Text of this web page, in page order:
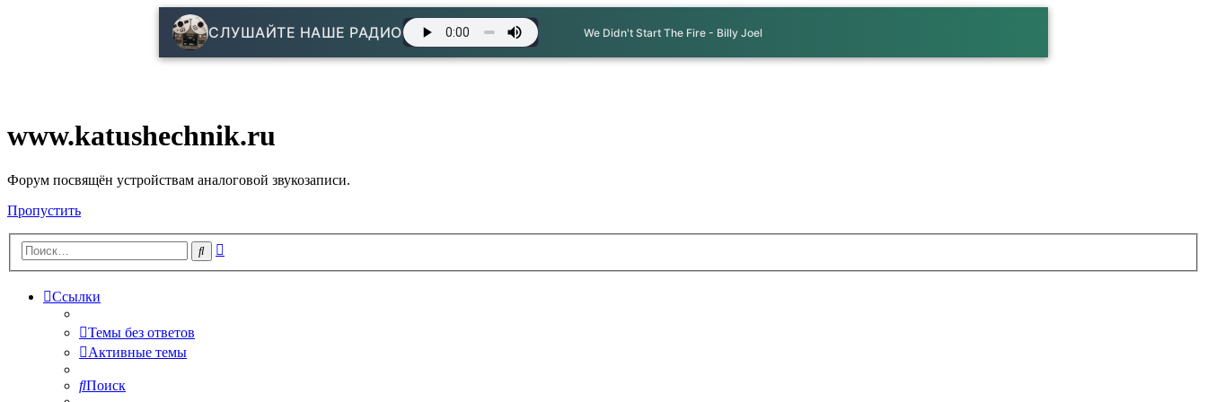
СЛУШАЙТЕ НАШЕ РАДИО We Didn't Start The Fire - Billy Joel
www.katushechnik.ru
Форум посвящён устройствам аналоговой звукозаписи.
Пропустить
Поиск
Ссылки
Темы без ответов
Активные темы
Поиск